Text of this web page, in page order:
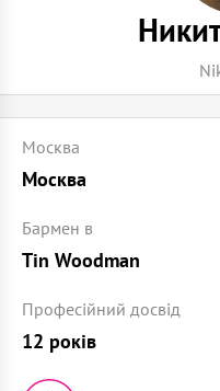
Москва
Москва
Бармен в
Tin Woodman
Професійний досвід
12 років